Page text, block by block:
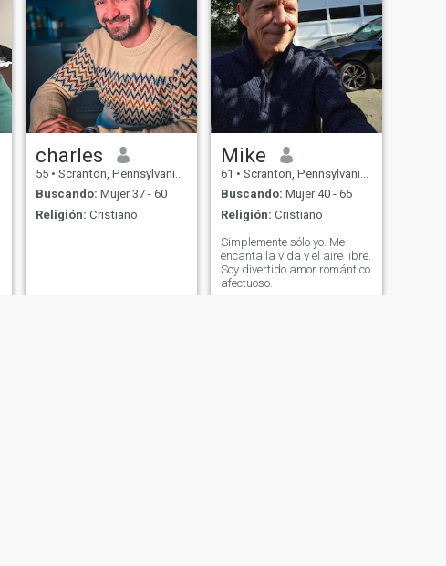
charles
55 • Scranton, Pennsylvania, Estados Unidos
Buscando: Mujer 37 - 60
Religión: Cristiano
Mike
61 • Scranton, Pennsylvania, Estados Unidos
Buscando: Mujer 40 - 65
Religión: Cristiano
Simplemente sólo yo. Me
encanta la vida y el aire libre.
Soy divertido amor romántico
afectuoso.